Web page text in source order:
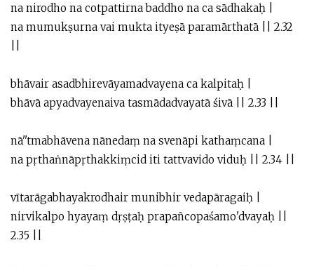
na nirodho na cotpattirna baddho na ca sādhakaḥ |
na mumukṣurna vai mukta ityeṣā paramārthatā || 2.32
bhāvair asadbhirevāyamadvayena ca kalpitaḥ |
bhāvā apyadvayenaiva tasmādadvayatā śivā || 2.33 ||
nā''tmabhāvena nānedaṃ na svenāpi kathaṃcana |
na pṛthaṅnāpṛthakkiṃcid iti tattvavido viduḥ || 2.34 ||
vītarāgabhayakrodhair munibhir vedapāragaiḥ |
nirvikalpo hyayaṃ dṛṣṭaḥ prapañcopaśamo'dvayaḥ ||
2.35 ||